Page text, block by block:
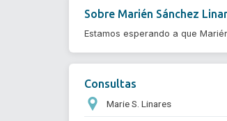
Sobre Marién Sánchez
Estamos esperando a que
Consultas
Marie S. Linares